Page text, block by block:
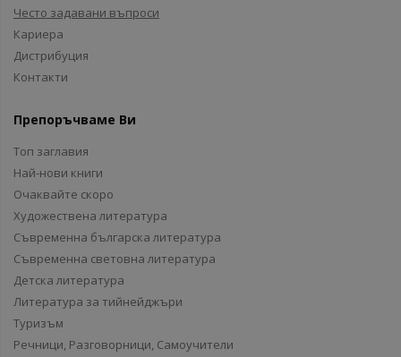
Често задавани въпроси
Кариера
Дистрибуция
Контакти
Препоръчваме Ви
Топ заглавия
Най-нови книги
Очаквайте скоро
Художествена литература
Съвременна българска литература
Съвременна световна литература
Детска литература
Литература за тийнейджъри
Туризъм
Речници, Разговорници, Самоучители